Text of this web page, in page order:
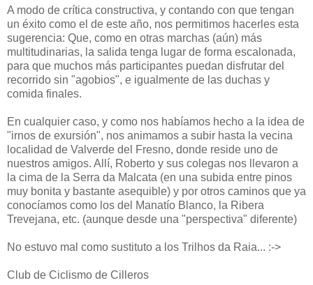
A modo de crítica constructiva, y contando con que tengan
un éxito como el de este año, nos permitimos hacerles esta
sugerencia: Que, como en otras marchas (aún) más
multitudinarias, la salida tenga lugar de forma escalonada,
para que muchos más participantes puedan disfrutar del
recorrido sin "agobios", e igualmente de las duchas y
comida finales.
En cualquier caso, y como nos habíamos hecho a la idea de
"irnos de exursión", nos animamos a subir hasta la vecina
localidad de Valverde del Fresno, donde reside uno de
nuestros amigos. Allí, Roberto y sus colegas nos llevaron a
la cima de la Serra da Malcata (en una subida entre pinos
muy bonita y bastante asequible) y por otros caminos que ya
conocíamos como los del Manatío Blanco, la Ribera
Trevejana, etc. (aunque desde una "perspectiva" diferente)
No estuvo mal como sustituto a los Trilhos da Raia... :->
Club de Ciclismo de Cilleros